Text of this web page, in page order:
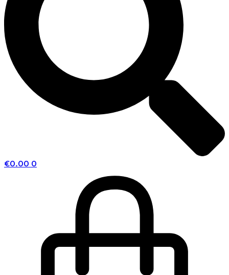
€0.00 0